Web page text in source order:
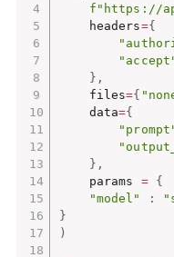
f"https://
    headers
={
} ,
    files
={
    data
={
} ,
    params
=
{
"model"
:
}
)